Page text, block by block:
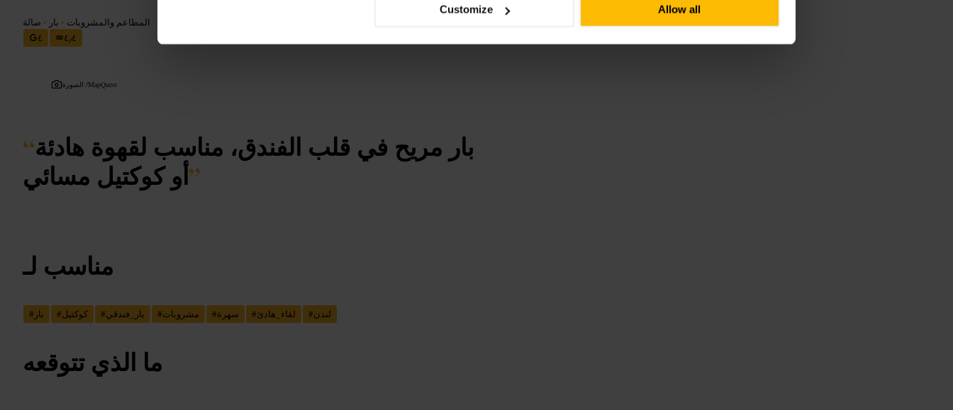
Customize Allow all
المطاعم والمشروبات • بار • صالة
٤
٤٫٤
الصورة /MapQuest
“بار مريح في قلب الفندق، مناسب لقهوة هادئة
أو كوكتيل مسائي”
مناسب لـ
# بار #كوكتيل #بار_فندقي #مشروبات #سهرة #لقاء_هادئ #لندن
ما الذي تتوقعه